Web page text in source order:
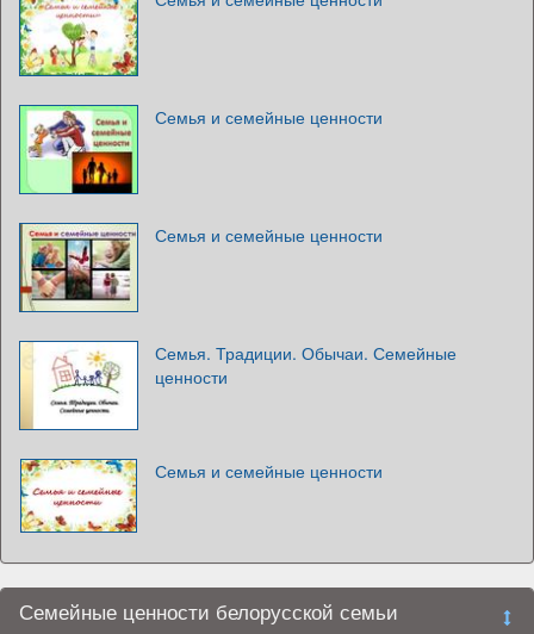
Семья и семейные ценности
Семья и семейные ценности
Семья. Традиции. Обычаи. Семейные
ценности
Семья и семейные ценности
Семейные ценности белорусской семьи